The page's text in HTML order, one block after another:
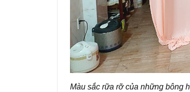
Màu sắc rữa rỡ của những bông